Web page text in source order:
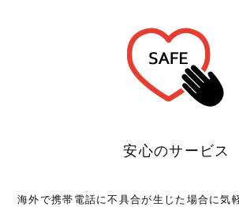
安心のサービス
海外で携帯電話に不具合が生じた場合に気